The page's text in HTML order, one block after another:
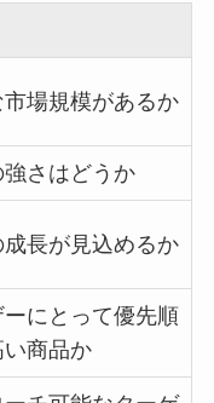
場規模があるか
さはどうか
長が見込めるか
にとって優先順
商品か